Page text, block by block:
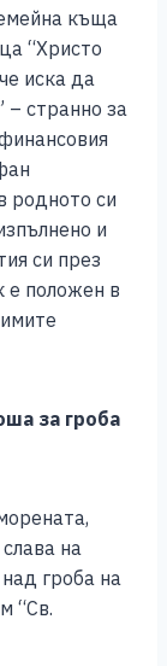
къща
“Христо
иска да
– странно за
родното си
и
си през
е положен в
за гроба
на
гроба на
“Св.